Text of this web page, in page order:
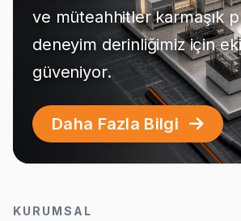
ve müteahhitler karmaşık
deneyim derinliğimiz için
güveniyor.
Daha Fazla Bilgi
KURUMSAL